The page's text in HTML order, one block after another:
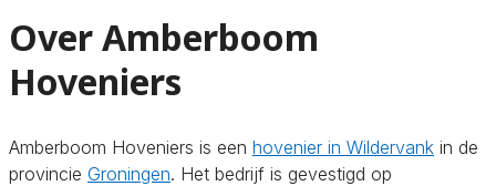
Over Amberboom
Hoveniers
Amberboom Hoveniers is een hovenier in Wildervank in de
provincie Groningen. Het bedrijf is gevestigd op